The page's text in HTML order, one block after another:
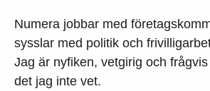
Numera jobbar med
sysslar med politik och
Jag är nyfiken, vetgirig och
det jag inte vet.